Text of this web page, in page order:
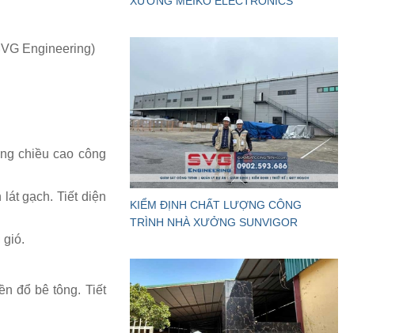
Engineering)
chiều cao công
gạch. Tiết diện
gió.
đổ bê tông. Tiết
KIỂM ĐỊNH CHẤT LƯỢNG CÔNG
TRÌNH NHÀ XƯỞNG SUNVIGOR